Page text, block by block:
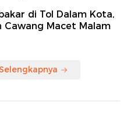
di Tol Dalam Kota,
Cawang Macet Malam